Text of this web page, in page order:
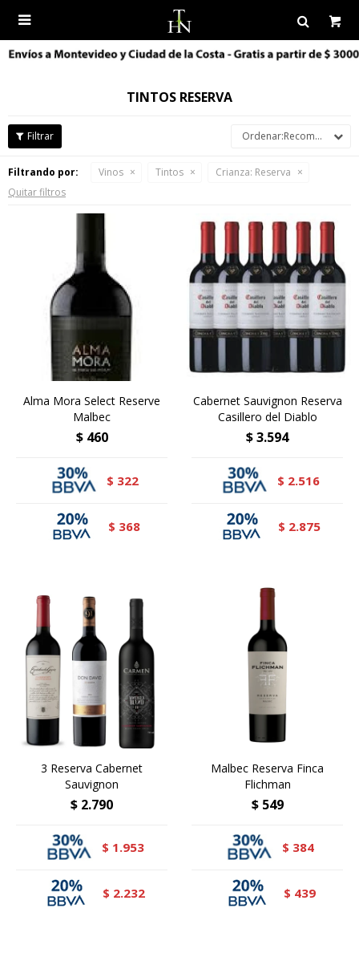

TINTOS RESERVA
Recomendados
Filtrando por: Vinos Tintos Crianza: Reserva
Quitar filtros
Alma Mora Select Reserve
Malbec
$ 460
$ 322
$ 368
Cabernet Sauvignon Reserva
Casillero del Diablo
$3.594
$ 2.516
$ 2.875
3 Reserva Cabernet
Sauvignon
$ 2.790
$ 1.953
$ 2.232
Malbec Reserva Finca
Flichman
$ 549
$ 384
$ 439